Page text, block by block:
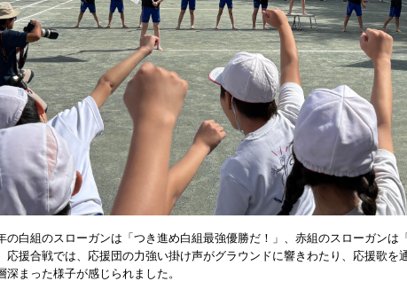
の白組のスローガンは「つき進め白組最強優勝だ！」、赤組のスローガンは
応援合戦では、応援団の力強い掛け声がグラウンドに響きわたり、応援歌を
深まった様子が感じられました。